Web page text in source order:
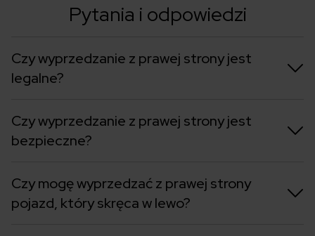
Pytania i odpowiedzi
Czy wyprzedzanie z prawej strony jest
legalne?
Czy wyprzedzanie z prawej strony jest
bezpieczne?
Czy mogę wyprzedzać z prawej strony
pojazd, który skręca w lewo?